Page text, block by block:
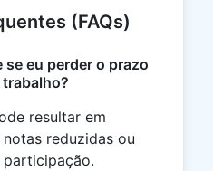
(FAQs)
se eu perder o prazo
resultar em
reduzidas ou